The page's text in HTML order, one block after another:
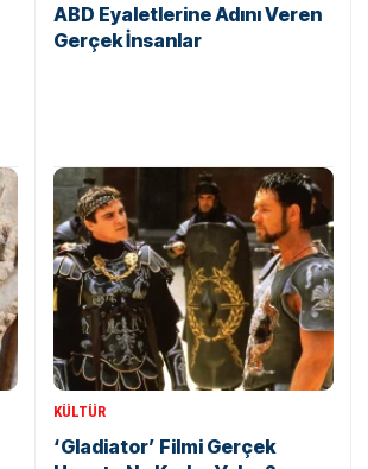
ABD Eyaletlerine Adını Veren
Gerçek İnsanlar
KÜLTÜR
‘Gladiator’ Filmi Gerçek